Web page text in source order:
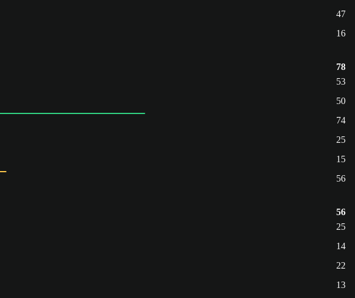
47
16
78
53
50
74
25
15
56
56
25
14
22
13